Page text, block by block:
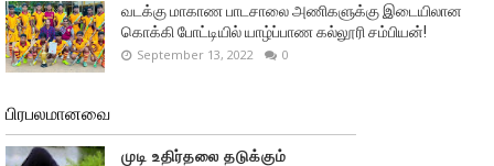
வடக்கு மாகாண பாடசாலை அணிகளுக்கு இடையிலான
கொக்கி போட்டியில் யாழ்ப்பாண கல்லூரி சம்பியன்!
September 13, 2022 0
பிரபலமானவை
முடி உதிர்தலை தடுக்கும்